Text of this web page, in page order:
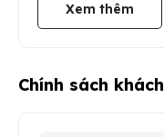
Xem thêm
Chính sách